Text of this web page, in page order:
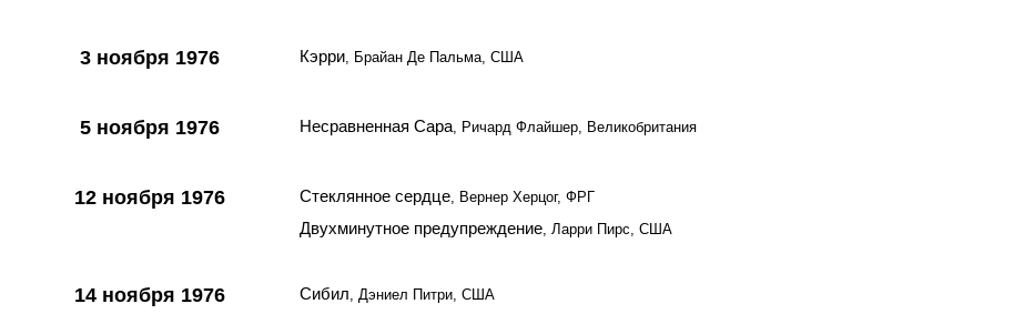
3 ноября 1976 Кэрри, Брайан Де Пальма, США
5 ноября 1976 Несравненная Сара, Ричард Флайшер, Великобритания
12 ноября 1976 Стеклянное сердце, Вернер Херцог, ФРГ
Двухминутное предупреждение, Ларри Пирс, США
14 ноября 1976 Сибил, Дэниел Питри, США